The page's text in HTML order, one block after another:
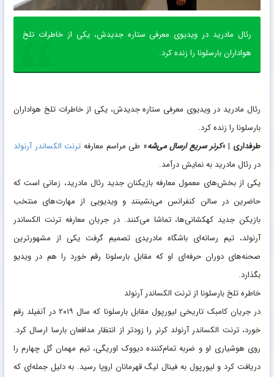
رئال مادرید در ویدیوی معرفی ستاره جدیدش، یکی از خاطرات تلخ
هواداران بارسلونا را زنده کرد.
رئال مادرید در ویدیوی معرفی ستاره جدیدش، یکی از خاطرات تلخ هواداران
بارسلونا را زنده کرد.
طرفداری | «کرنر سریع ارسال می‌شه» طی مراسم معارفه ترنت الکساندر آرنولد
در رئال مادرید به نمایش درآمد.
یکی از بخش‌های معمول معارفه بازیکنان جدید رئال مادرید، زمانی است که
حاضرین در سالن کنفرانس می‌نشینند و ویدیویی از مهارت‌های منتخب
بازیکن جدید کهکشانی‌ها، تماشا می‌کنند. در جریان معارفه ترنت الکساندر
آرنولد، تیم رسانه‌ای باشگاه مادریدی تصمیم گرفت یکی از مشهورترین
صحنه‌های دوران حرفه‌ای او که مقابل بارسلونا رقم خورد را هم در ویدیو
بگذارد.
خاطره تلخ بارسلونا از ترنت الکساندر آرنولد
در جریان کامبک تاریخی لیورپول مقابل بارسلونا که سال ۲۰۱۹ در آنفیلد رقم
خورد، ترنت الکساندر آرنولد کرنر را زودتر از انتظار مدافعان بارسا ارسال کرد.
روی هوشیاری او و ضربه تمام‌کننده دیووک اوریگی، تیم مهمان گل چهارم را
دریافت کرد و لیورپول به فینال لیگ قهرمانان اروپا رسید. به دلیل جمله‌ای که